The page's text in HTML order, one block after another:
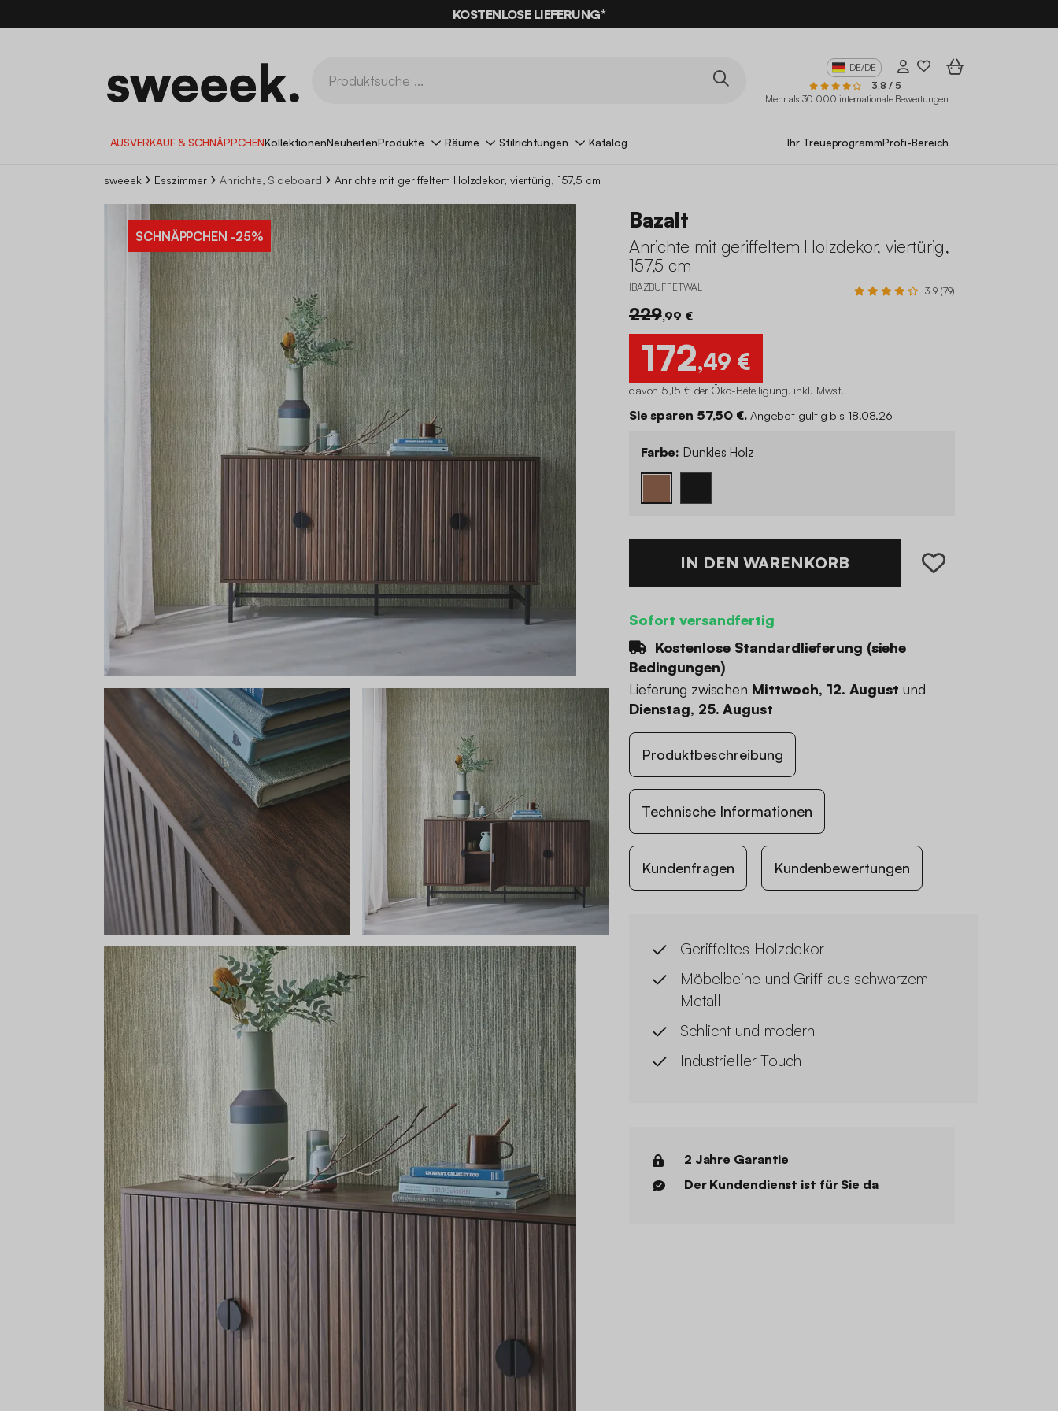
KOSTENLOSE LIEFERUNG*
DE/DE
3,8 / 5
Mehr als 30 000 internationale Bewertungen
AUSVERKAUF & SCHNÄPPCHENKollektionenNeuheitenProdukte Räume Stilrichtungen Katalog Ihr TreueprogrammProfi-Bereich
sweeek Esszimmer Anrichte, Sideboard Anrichte mit geriffeltem Holzdekor, viertürig, 157,5 cm
SCHNÄPPCHEN -25%
Bazalt
Anrichte mit geriffeltem Holzdekor, viertürig,
157,5 cm
IBAZBUFFETWAL 3.9 (79)
229,99 €
172,49 €
davon 5,15 € der Öko-Beteiligung. inkl. Mwst.
Sie sparen 57,50 €. Angebot gültig bis 18.08.26
Farbe: Dunkles Holz
IN DEN WARENKORB
Sofort versandfertig
Kostenlose Standardlieferung (siehe
Bedingungen)
Lieferung zwischen Mittwoch, 12. August und
Dienstag, 25. August
Produktbeschreibung
Technische Informationen
Kundenfragen Kundenbewertungen
Geriffeltes Holzdekor
Möbelbeine und Griff aus schwarzem
Metall
Schlicht und modern
Industrieller Touch
2 Jahre Garantie
Der Kundendienst ist für Sie da